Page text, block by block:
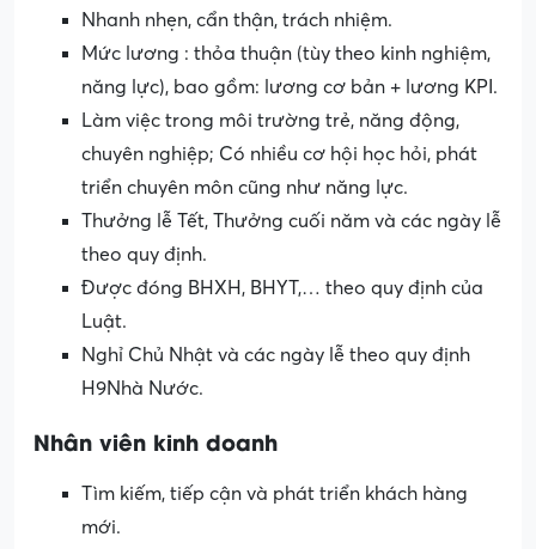
Nhanh nhẹn, cẩn thận, trách nhiệm.
Mức lương : thỏa thuận (tùy theo kinh nghiệm,
năng lực), bao gồm: lương cơ bản + lương KPI.
Làm việc trong môi trường trẻ, năng động,
chuyên nghiệp; Có nhiều cơ hội học hỏi, phát
triển chuyên môn cũng như năng lực.
Thưởng lễ Tết, Thưởng cuối năm và các ngày lễ
theo quy định.
Được đóng BHXH, BHYT,… theo quy định của
Luật.
Nghỉ Chủ Nhật và các ngày lễ theo quy định
H9Nhà Nước.
Nhân viên kinh doanh
Tìm kiếm, tiếp cận và phát triển khách hàng
mới.